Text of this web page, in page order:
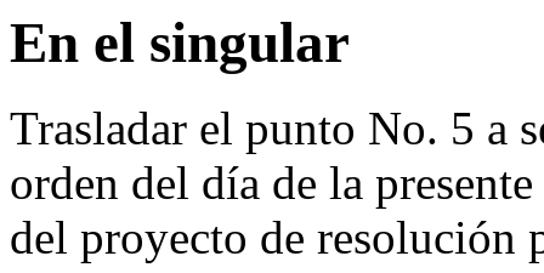
En el singular
Trasladar el punto No. 5 a
orden del día de la
del proyecto de resolución